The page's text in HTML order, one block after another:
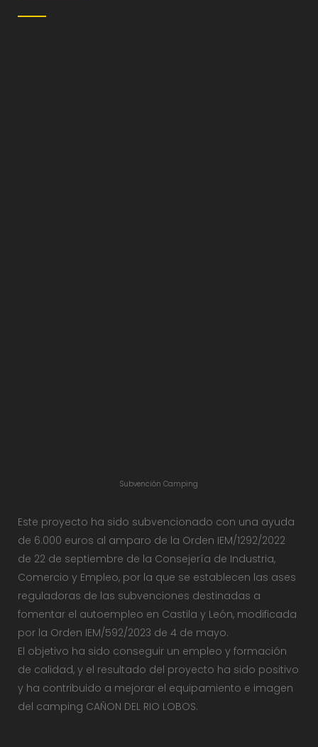
Subvención Camping
Este proyecto ha sido subvencionado con una ayuda
de 6.000 euros al amparo de la Orden IEM/1292/2022
de 22 de septiembre de la Consejería de Industria,
Comercio y Empleo, por la que se establecen las ases
reguladoras de las subvenciones destinadas a
fomentar el autoempleo en Castila y León, modificada
por la Orden IEM/592/2023 de 4 de mayo.
El objetivo ha sido conseguir un empleo y formación
de calidad, y el resultado del proyecto ha sido positivo
y ha contribuido a mejorar el equipamiento e imagen
del camping CAÑON DEL RIO LOBOS.